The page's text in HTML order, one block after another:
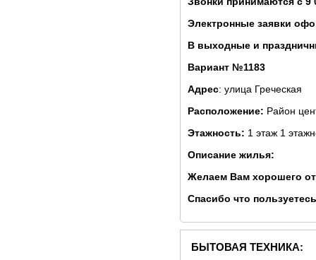
Электронные заявки
В выходные и
Вариант №1183
Адрес: улица Греческая
Расположение: Район
Этажность: 1 этаж 1
Описание жилья:
Желаем Вам хорошего
Спасибо что
БЫТОВАЯ ТЕХНИКА: